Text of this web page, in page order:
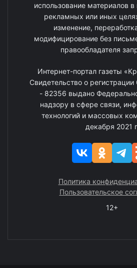
использование материалов
рекламных или иных
изменение,
модифицирование без
правообладателя
Интернет-портал газеты
Свидетельство о
- 82356 выдано
надзору в сфере связи,
технологий и массовых
декабря 2021
Политика
Пользовательское
12+